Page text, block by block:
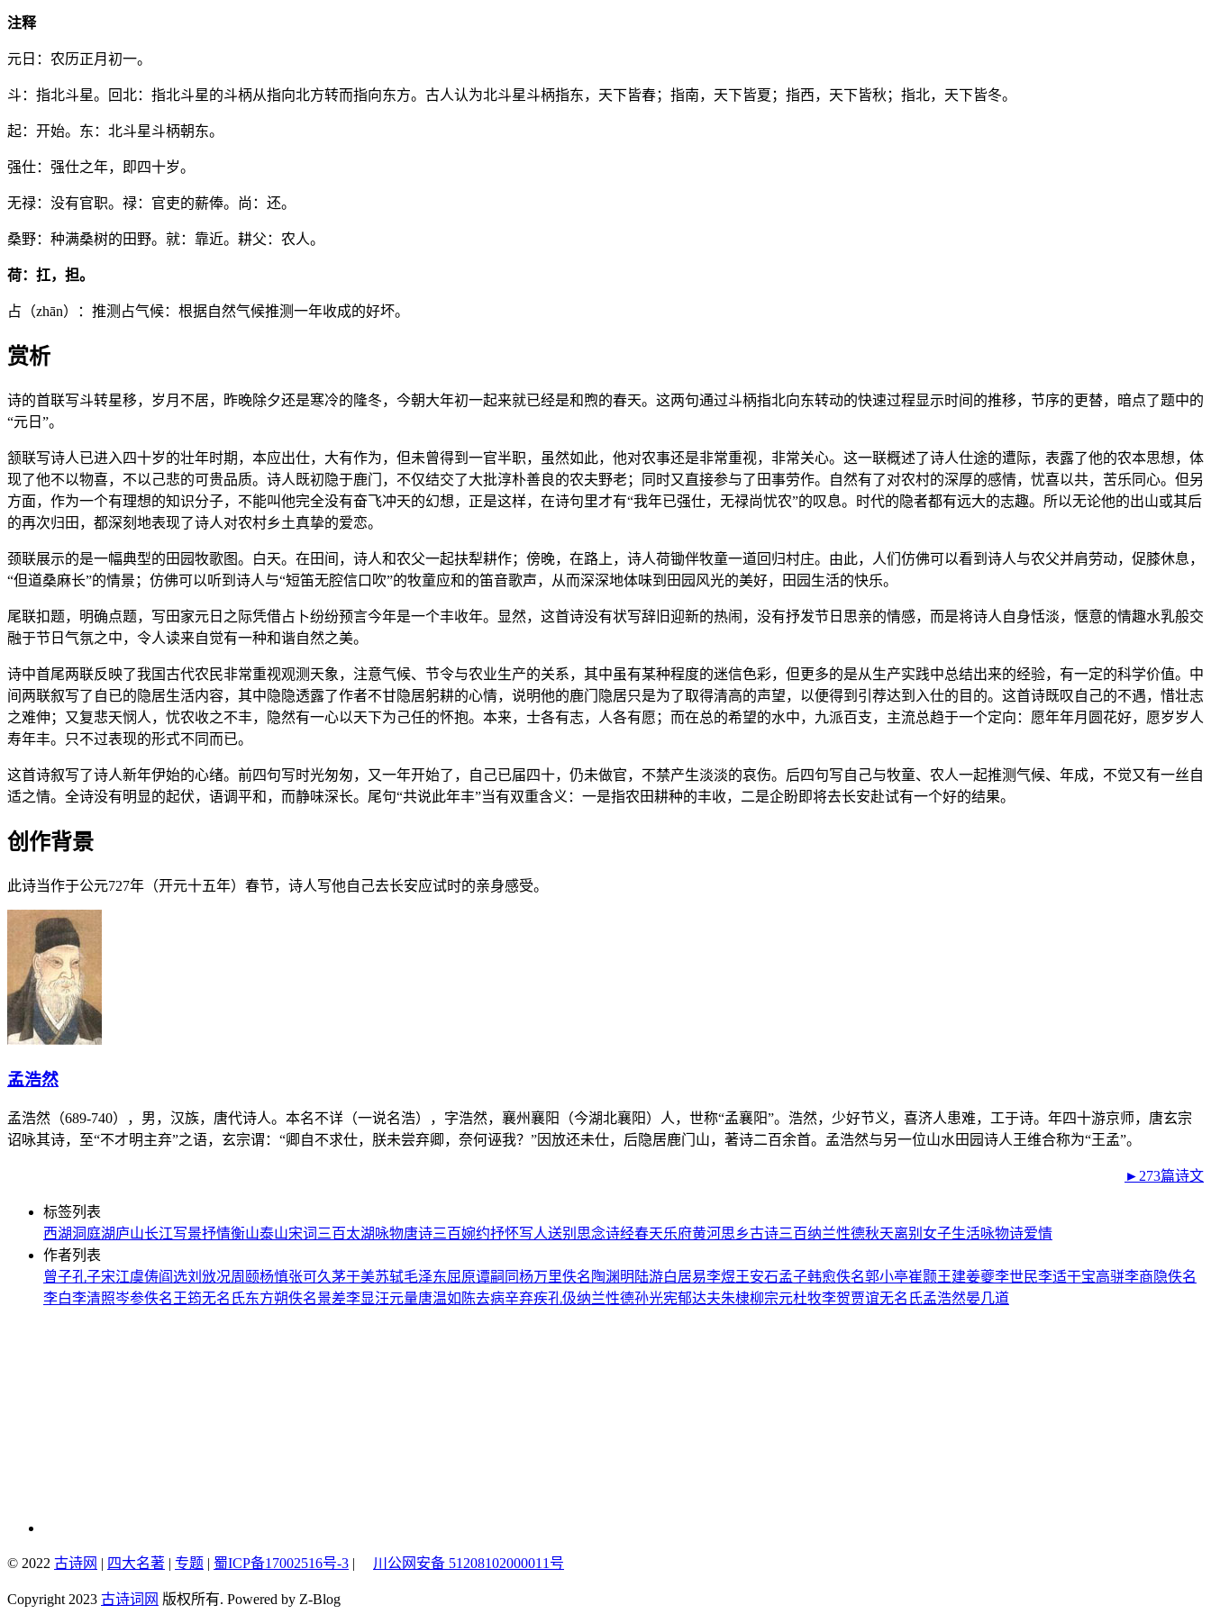
注释
元日：农历正月初一。
斗：指北斗星。回北：指北斗星的斗柄从指向北方转而指向东方。古人认为北斗星斗柄指东，天下皆春；指南，天下皆夏；指西，天下皆秋；指北，天下皆冬。
起：开始。东：北斗星斗柄朝东。
强仕：强仕之年，即四十岁。
无禄：没有官职。禄：官吏的薪俸。尚：还。
桑野：种满桑树的田野。就：靠近。耕父：农人。
荷：扛，担。
占（zhān）：推测占气候：根据自然气候推测一年收成的好坏。
赏析
诗的首联写斗转星移，岁月不居，昨晚除夕还是寒冷的隆冬，今朝大年初一起来就已经是和煦的春天。这两句通过斗柄指北向东转动的快速过程显示时间的推移，节序的更替，暗点了题中的
“元日”。
颔联写诗人已进入四十岁的壮年时期，本应出仕，大有作为，但未曾得到一官半职，虽然如此，他对农事还是非常重视，非常关心。这一联概述了诗人仕途的遭际，表露了他的农本思想，体
现了他不以物喜，不以己悲的可贵品质。诗人既初隐于鹿门，不仅结交了大批淳朴善良的农夫野老；同时又直接参与了田事劳作。自然有了对农村的深厚的感情，忧喜以共，苦乐同心。但另
方面，作为一个有理想的知识分子，不能叫他完全没有奋飞冲天的幻想，正是这样，在诗句里才有“我年已强仕，无禄尚忧农”的叹息。时代的隐者都有远大的志趣。所以无论他的出山或其后
的再次归田，都深刻地表现了诗人对农村乡土真挚的爱恋。
颈联展示的是一幅典型的田园牧歌图。白天。在田间，诗人和农父一起扶犁耕作；傍晚，在路上，诗人荷锄伴牧童一道回归村庄。由此，人们仿佛可以看到诗人与农父并肩劳动，促膝休息，
“但道桑麻长”的情景；仿佛可以听到诗人与“短笛无腔信口吹”的牧童应和的笛音歌声，从而深深地体味到田园风光的美好，田园生活的快乐。
尾联扣题，明确点题，写田家元日之际凭借占卜纷纷预言今年是一个丰收年。显然，这首诗没有状写辞旧迎新的热闹，没有抒发节日思亲的情感，而是将诗人自身恬淡，惬意的情趣水乳般交
融于节日气氛之中，令人读来自觉有一种和谐自然之美。
诗中首尾两联反映了我国古代农民非常重视观测天象，注意气候、节令与农业生产的关系，其中虽有某种程度的迷信色彩，但更多的是从生产实践中总结出来的经验，有一定的科学价值。中
间两联叙写了自已的隐居生活内容，其中隐隐透露了作者不甘隐居躬耕的心情，说明他的鹿门隐居只是为了取得清高的声望，以便得到引荐达到入仕的目的。这首诗既叹自己的不遇，惜壮志
之难伸；又复悲天悯人，忧农收之不丰，隐然有一心以天下为己任的怀抱。本来，士各有志，人各有愿；而在总的希望的水中，九派百支，主流总趋于一个定向：愿年年月圆花好，愿岁岁人
寿年丰。只不过表现的形式不同而已。
这首诗叙写了诗人新年伊始的心绪。前四句写时光匆匆，又一年开始了，自己已届四十，仍未做官，不禁产生淡淡的哀伤。后四句写自己与牧童、农人一起推测气候、年成，不觉又有一丝自
适之情。全诗没有明显的起伏，语调平和，而静味深长。尾句“共说此年丰”当有双重含义：一是指农田耕种的丰收，二是企盼即将去长安赴试有一个好的结果。
创作背景
此诗当作于公元727年（开元十五年）春节，诗人写他自己去长安应试时的亲身感受。
孟浩然
孟浩然（689-740），男，汉族，唐代诗人。本名不详（一说名浩），字浩然，襄州襄阳（今湖北襄阳）人，世称“孟襄阳”。浩然，少好节义，喜济人患难，工于诗。年四十游京师，唐玄宗
诏咏其诗，至“不才明主弃”之语，玄宗谓：“卿自不求仕，朕未尝弃卿，奈何诬我？”因放还未仕，后隐居鹿门山，著诗二百余首。孟浩然与另一位山水田园诗人王维合称为“王孟”。
►273篇诗文
标签列表
西湖洞庭湖庐山长江写景抒情衡山泰山宋词三百太湖 咏物唐诗三百婉约抒怀写人送别 思念诗经春天乐府黄河思乡古诗三百纳兰性德秋天离别 女子生活咏物诗爱情
作者列表
曾子孔子宋江虞俦阎选刘攽况周颐杨慎张可久茅于美苏轼毛泽东屈原谭嗣同杨万里佚名 陶渊明 陆游白居易李煜王安石孟子韩愈佚名郭小亭崔颢王建姜夔李世民李适干宝高骈李商隐佚名
李白李清照岑参佚名 王筠无名氏东方朔佚名景差李显汪元量唐温如 陈去病辛弃疾孔伋纳兰性德孙光宪郁达夫朱棣柳宗元杜牧李贺贾谊无名氏孟浩然晏几道
© 2022 古诗网 | 四大名著 | 专题 | 蜀ICP备17002516号-3 | 川公网安备 51208102000011号
Copyright 2023 古诗词网 版权所有. Powered by Z-Blog